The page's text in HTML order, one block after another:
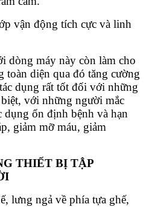
vận động tích cực và linh
dòng máy này còn làm cho
toàn diện qua đó tăng cường
dụng rất tốt đối với những
với những người mắc
dụng ổn định bệnh và hạn
giảm mỡ máu, giảm
THIẾT BỊ TẬP
lưng ngả về phía tựa ghế,